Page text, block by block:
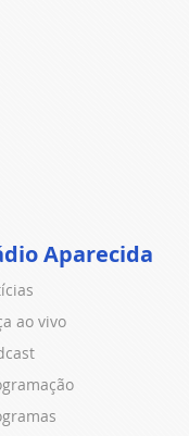
Aparecida
ao vivo